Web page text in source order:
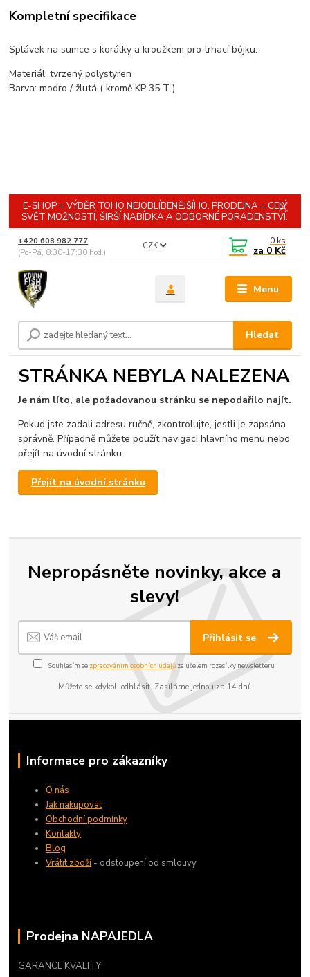
Kompletní specifikace
Splávek na sumce s korálky a kroužkem pro trhací bójku.
Materiál: tvrzený polystyren
Barva: modro / žlutá ( kromě KP 35 T )
E-SHOP = VÝBĚR TOHO NEJOBLÍBENĚJŠÍHO. PRODEJNA = CELÝ
SVĚT MOŽNOSTÍ, ŠIRŠÍ NABÍDKA A ODBORNÉ PORADENSTVÍ.
Menu
CZK
Hledat
+420 608 982 777
(Po-Pá, 8:30-17:30 hod.)
0 ks
za 0 Kč
STRÁNKA NEBYLA NALEZENA
Je nám líto, ale požadovanou stránku se nepodařilo najít.
Pokud jste zadali adresu ručně, zkontrolujte, jestli je zapsána
správně. Případně můžete použít navigaci hlavního menu nebo
přejít na úvodní stránku.
Přejít na úvodní stránku
Nepropásněte novinky, akce a
slevy!
Přihlásit se
Souhlasím se zpracováním osobních údajů za účelem rozesílky newsletteru.
Můžete se kdykoli odhlásit. Zasíláme jednou za 14 dní.
Informace pro zákazníky
O nás
Jak nakupovat
Obchodní podmínky
Kontakty
Blog
Vrátit zboží- odstoupení od smlouvy
Prodejna NAPAJEDLA
GARANCE KVALITY